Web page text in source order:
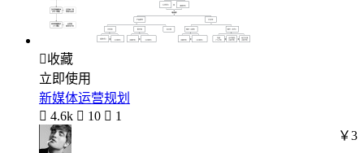
收藏
立即使用
新媒体运营规划
 4.6k  10  1
￥3